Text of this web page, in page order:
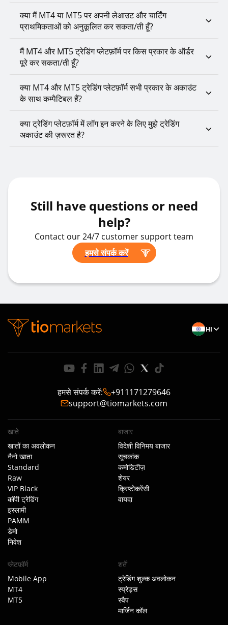
क्या मैं MT4 या MT5 पर अपनी लेआउट और चार्टिंग
प्राथमिकताओं को अनुकूलित कर सकता/ती हूँ?
मैं MT4 और MT5 ट्रेडिंग प्लेटफ़ॉर्म पर किस प्रकार के ऑर्डर
पूरे कर सकता/ती हूँ?
क्या MT4 और MT5 ट्रेडिंग प्लेटफ़ॉर्म सभी प्रकार के अकाउंट
के साथ कम्पैटिबल हैं?
क्या ट्रेडिंग प्लेटफ़ॉर्म में लॉग इन करने के लिए मुझे ट्रेडिंग
अकाउंट की ज़रूरत है?
Still have questions or need
help?
Contact our 24/7 customer support team
हमसे संपर्क करें
HI
हमसे संपर्क करें:
+911171279646
support@tiomarkets.com
खाते
खातों का अवलोकन
नैनो खाता
Standard
Raw
VIP Black
कॉपी ट्रेडिंग
इस्लामी
PAMM
डेमो
निवेश
बाजार
विदेशी विनिमय बाजार
सूचकांक
कमोडिटीज़
शेयर
क्रिप्टोकरेंसी
वायदा
प्लेटफ़ॉर्म
Mobile App
MT4
MT5
शर्तें
ट्रेडिंग शुल्क अवलोकन
स्प्रेड्स
स्वैप
मार्जिन कॉल